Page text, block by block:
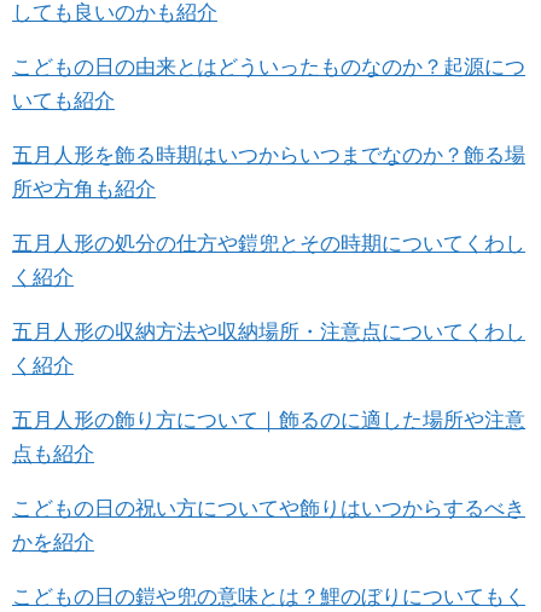
しても良いのかも紹介
こどもの日の由来とはどういったものなのか？起源につ
いても紹介
五月人形を飾る時期はいつからいつまでなのか？飾る場
所や方角も紹介
五月人形の処分の仕方や鎧兜とその時期についてくわし
く紹介
五月人形の収納方法や収納場所・注意点についてくわし
く紹介
五月人形の飾り方について｜飾るのに適した場所や注意
点も紹介
こどもの日の祝い方についてや飾りはいつからするべき
かを紹介
こどもの日の鎧や兜の意味とは？鯉のぼりについてもく